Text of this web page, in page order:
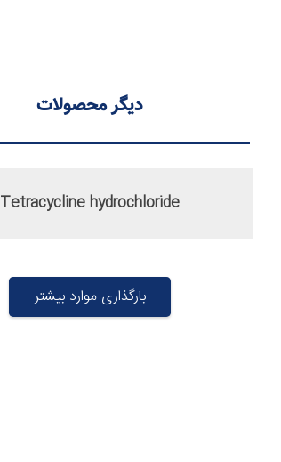
دیگر محصولات
Tetracycline hydrochloride
بارگذاری موارد بیشتر